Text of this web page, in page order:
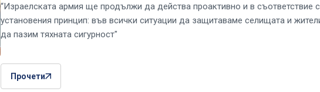
“Израелската армия ще продължи да действа проактивно и в съответствие с
установения принцип: във всички ситуации да защитаваме селищата и
да пазим тяхната сигурност"
Прочети